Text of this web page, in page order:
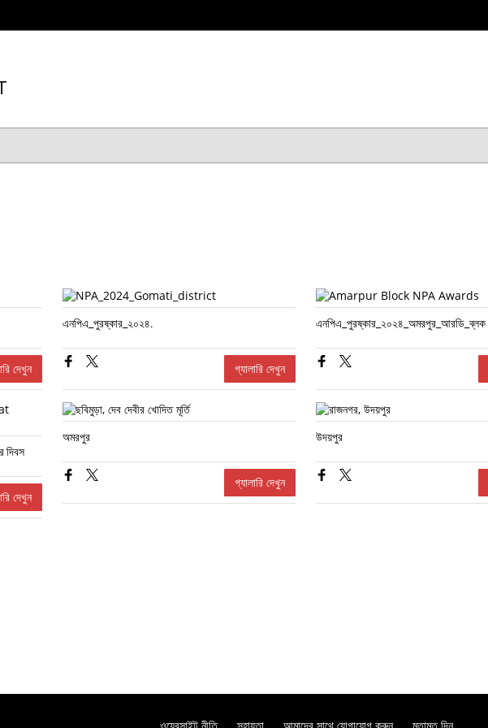
দেখুন
এনপিএ_পুরষ্কার_২০২৪.
গ্যালারি দেখুন
এনপিএ_পুরষ্কার_২০২৪_অমরপুর_আরডি_ব্লক
দিবস
দেখুন
অমরপুর
গ্যালারি দেখুন
উদয়পুর